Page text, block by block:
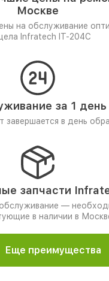
Москве
на обслуживание
Infratech IT-204C
за 1 день
завершается в день
запчасти
—
в наличии в
Еще преимущества